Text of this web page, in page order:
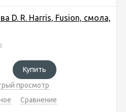
D. R. Harris, Fusion, смола,
Купить
просмотр
Сравнение